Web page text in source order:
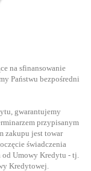
na sfinansowanie
Państwu bezpośredni
gwarantujemy
przypisanym
zakupu jest towar
świadczenia
Umowy Kredytu - tj.
Kredytowej.